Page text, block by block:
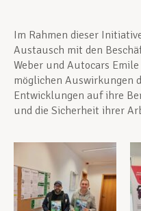
Im Rahmen dieser
Austausch mit den
Weber und Autocars
möglichen Auswirkungen
Entwicklungen auf ihre
und die Sicherheit ihrer